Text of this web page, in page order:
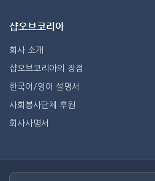
샵오브코리아
회사 소개
샵오브코리아의 장점
한국어/영어 설명서
사회봉사단체 후원
회사사명서